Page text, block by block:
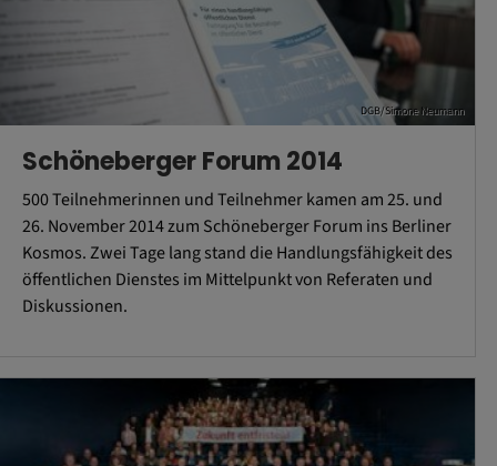
DGB/Simone Neumann
Schöneberger Forum 2014
500 Teilnehmerinnen und Teilnehmer kamen am 25. und
26. November 2014 zum Schöneberger Forum ins Berliner
Kosmos. Zwei Tage lang stand die Handlungsfähigkeit des
öffentlichen Dienstes im Mittelpunkt von Referaten und
Diskussionen.